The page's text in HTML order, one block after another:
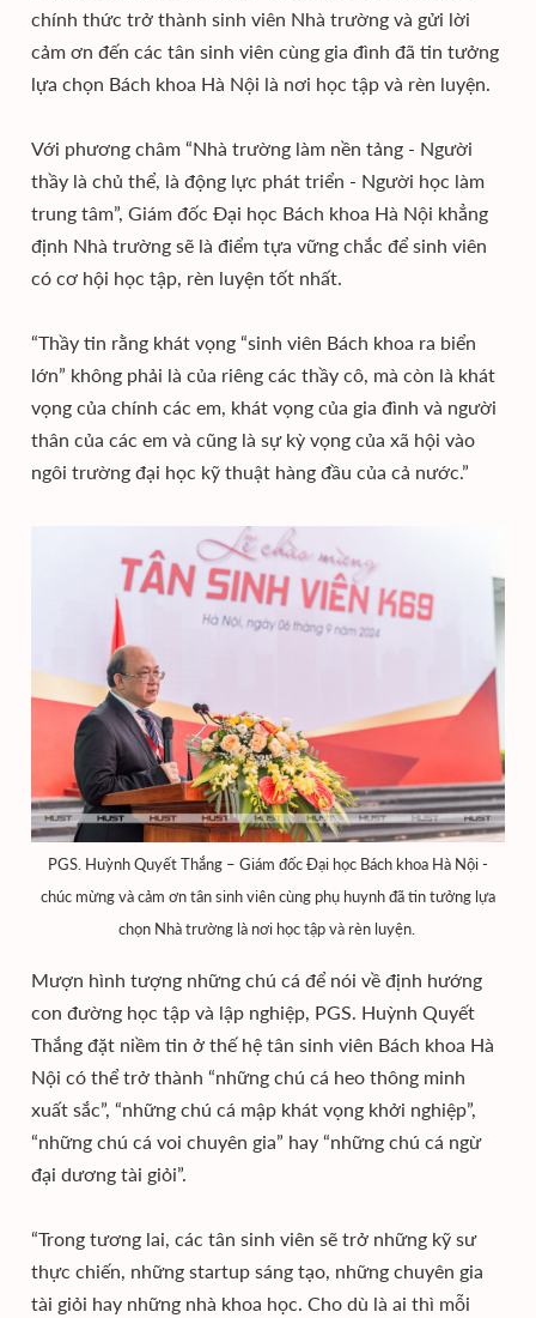
chính thức trở thành sinh viên Nhà trường và gửi lời
cảm ơn đến các tân sinh viên cùng gia đình đã tin tưởng
lựa chọn Bách khoa Hà Nội là nơi học tập và rèn luyện.
Với phương châm “Nhà trường làm nền tảng - Người
thầy là chủ thể, là động lực phát triển - Người học làm
trung tâm”, Giám đốc Đại học Bách khoa Hà Nội khẳng
định Nhà trường sẽ là điểm tựa vững chắc để sinh viên
có cơ hội học tập, rèn luyện tốt nhất.
“Thầy tin rằng khát vọng “sinh viên Bách khoa ra biển
lớn” không phải là của riêng các thầy cô, mà còn là khát
vọng của chính các em, khát vọng của gia đình và người
thân của các em và cũng là sự kỳ vọng của xã hội vào
ngôi trường đại học kỹ thuật hàng đầu của cả nước.”
PGS. Huỳnh Quyết Thắng – Giám đốc Đại học Bách khoa Hà Nội -
chúc mừng và cảm ơn tân sinh viên cùng phụ huynh đã tin tưởng lựa
chọn Nhà trường là nơi học tập và rèn luyện.
Mượn hình tượng những chú cá để nói về định hướng
con đường học tập và lập nghiệp, PGS. Huỳnh Quyết
Thắng đặt niềm tin ở thế hệ tân sinh viên Bách khoa Hà
Nội có thể trở thành “những chú cá heo thông minh
xuất sắc”, “những chú cá mập khát vọng khởi nghiệp”,
“những chú cá voi chuyên gia” hay “những chú cá ngừ
đại dương tài giỏi”.
“Trong tương lai, các tân sinh viên sẽ trở những kỹ sư
thực chiến, những startup sáng tạo, những chuyên gia
tài giỏi hay những nhà khoa học. Cho dù là ai thì mỗi